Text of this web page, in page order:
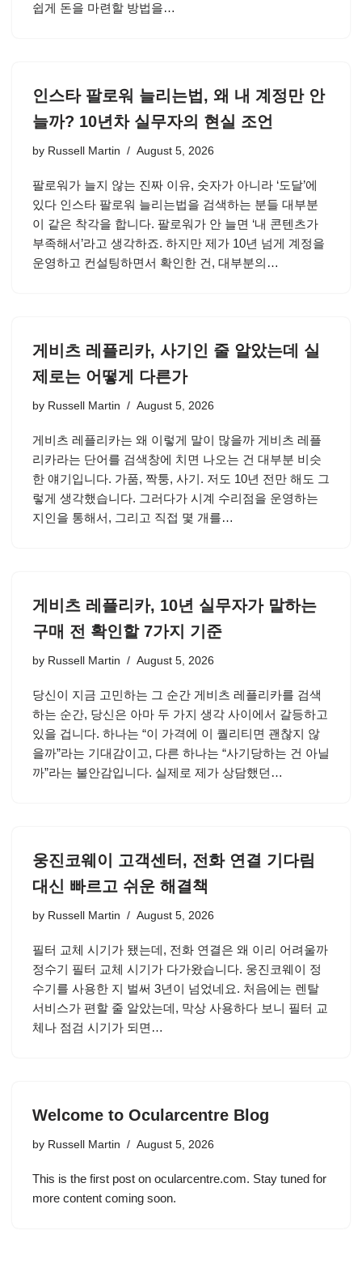
쉽게 돈을 마련할 방법을…
인스타 팔로워 늘리는법, 왜 내 계정만 안
늘까? 10년차 실무자의 현실 조언
by Russell Martin August 5, 2026
팔로워가 늘지 않는 진짜 이유, 숫자가 아니라 ‘도달’에
있다 인스타 팔로워 늘리는법을 검색하는 분들 대부분
이 같은 착각을 합니다. 팔로워가 안 늘면 ‘내 콘텐츠가
부족해서’라고 생각하죠. 하지만 제가 10년 넘게 계정을
운영하고 컨설팅하면서 확인한 건, 대부분의…
게비츠 레플리카, 사기인 줄 알았는데 실
제로는 어떻게 다른가
by Russell Martin August 5, 2026
게비츠 레플리카는 왜 이렇게 말이 많을까 게비츠 레플
리카라는 단어를 검색창에 치면 나오는 건 대부분 비슷
한 얘기입니다. 가품, 짝퉁, 사기. 저도 10년 전만 해도 그
렇게 생각했습니다. 그러다가 시계 수리점을 운영하는
지인을 통해서, 그리고 직접 몇 개를…
게비츠 레플리카, 10년 실무자가 말하는
구매 전 확인할 7가지 기준
by Russell Martin August 5, 2026
당신이 지금 고민하는 그 순간 게비츠 레플리카를 검색
하는 순간, 당신은 아마 두 가지 생각 사이에서 갈등하고
있을 겁니다. 하나는 “이 가격에 이 퀄리티면 괜찮지 않
을까”라는 기대감이고, 다른 하나는 “사기당하는 건 아닐
까”라는 불안감입니다. 실제로 제가 상담했던…
웅진코웨이 고객센터, 전화 연결 기다림
대신 빠르고 쉬운 해결책
by Russell Martin August 5, 2026
필터 교체 시기가 됐는데, 전화 연결은 왜 이리 어려울까
정수기 필터 교체 시기가 다가왔습니다. 웅진코웨이 정
수기를 사용한 지 벌써 3년이 넘었네요. 처음에는 렌탈
서비스가 편할 줄 알았는데, 막상 사용하다 보니 필터 교
체나 점검 시기가 되면…
Welcome to Ocularcentre Blog
by Russell Martin August 5, 2026
This is the first post on ocularcentre.com. Stay tuned for
more content coming soon.